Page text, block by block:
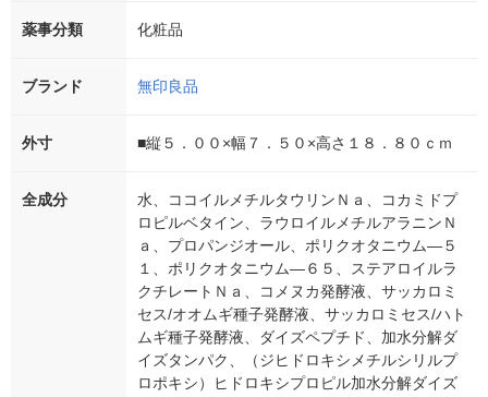
薬事分類 化粧品
ブランド 無印良品
外寸 ■縦５．００×幅７．５０×高さ１８．８０ｃｍ
全成分
水、ココイルメチルタウリンＮａ、コカミドプ
ロピルベタイン、ラウロイルメチルアラニンＮ
ａ、プロパンジオール、ポリクオタニウム―５
１、ポリクオタニウム―６５、ステアロイルラ
クチレートＮａ、コメヌカ発酵液、サッカロミ
セス/オオムギ種子発酵液、サッカロミセス/ハト
ムギ種子発酵液、ダイズペプチド、加水分解ダ
イズタンパク、（ジヒドロキシメチルシリルプ
ロポキシ）ヒドロキシプロピル加水分解ダイズ